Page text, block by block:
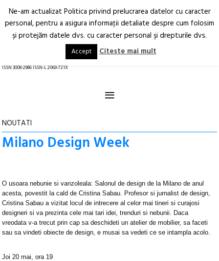
Arhitectură.
Oraș.
RO EN
ISSN 3008-2986 ISSN-L 2069-721X
≡
NOUTATI
Milano Design Week
O usoara nebunie si vanzoleala: Salonul de design de la Milano de anul
acesta, povestit la cald de Cristina Sabau. Profesor si jurnalist de design,
Cristina Sabau a vizitat locul de intrecere al celor mai tineri si curajosi
designeri si va prezinta cele mai tari idei, trenduri si nebunii. Daca
vreodata v-a trecut prin cap sa deschideti un atelier de mobilier, sa faceti
sau sa vindeti obiecte de design, e musai sa vedeti ce se intampla acolo.
Joi 20 mai, ora 19
Ne-am actualizat Politica privind prelucrarea datelor cu caracter
personal, pentru a asigura informaţii detaliate despre cum folosim
şi protejăm datele dvs. cu caracter personal şi drepturile dvs.
Accept Citeste mai mult